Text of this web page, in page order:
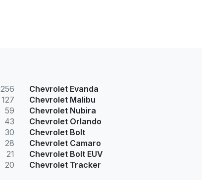
256
127
59
43
30
28
21
20
Chevrolet Evanda
Chevrolet Malibu
Chevrolet Nubira
Chevrolet Orlando
Chevrolet Bolt
Chevrolet Camaro
Chevrolet Bolt EUV
Chevrolet Tracker